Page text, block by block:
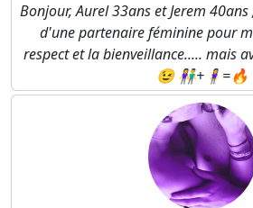
Bonjour, Aurel 33ans et Jerem
d'une partenaire féminine pour
respect et la bienveillance..... mais
😉 👫+🧍‍♀️=🔥